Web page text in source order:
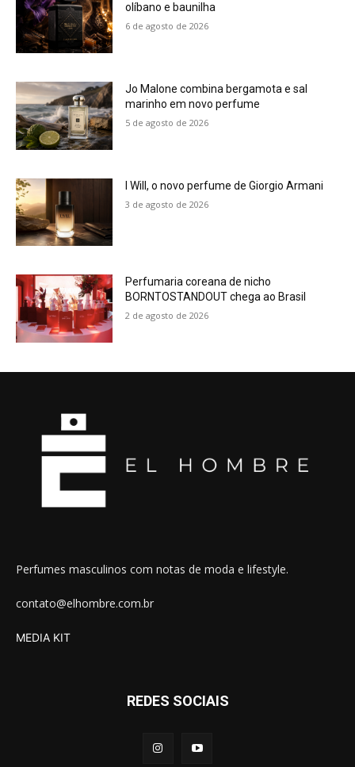
olíbano e baunilha
6 de agosto de 2026
Jo Malone combina bergamota e sal
marinho em novo perfume
5 de agosto de 2026
I Will, o novo perfume de Giorgio Armani
3 de agosto de 2026
Perfumaria coreana de nicho
BORNTOSTANDOUT chega ao Brasil
2 de agosto de 2026
Perfumes masculinos com notas de moda e lifestyle.
contato@elhombre.com.br
MEDIA KIT
REDES SOCIAIS